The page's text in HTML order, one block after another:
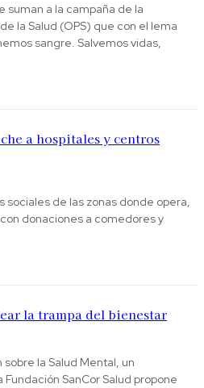
suman a la campaña de la
Salud (OPS) que con el lema
sangre. Salvemos vidas,
a hospitales y centros
sociales de las zonas donde opera,
donaciones a comedores y
la trampa del bienestar
la Salud Mental, un
SanCor Salud propone